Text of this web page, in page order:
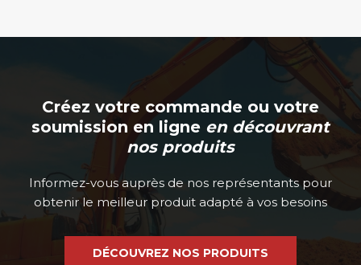
Créez votre commande ou votre
soumission en ligne en découvrant
nos produits
Informez-vous auprès de nos représentants pour
obtenir le meilleur produit adapté à vos besoins
DÉCOUVREZ NOS PRODUITS